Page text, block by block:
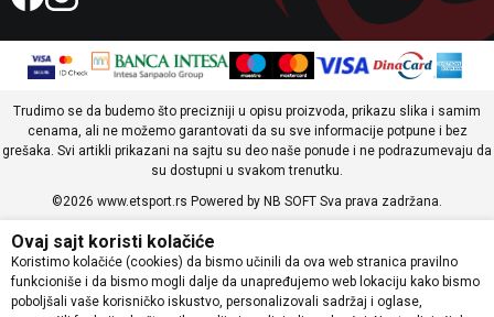
Trudimo se da budemo što precizniji u opisu proizvoda, prikazu slika i samim
cenama, ali ne možemo garantovati da su sve informacije potpune i bez
grešaka. Svi artikli prikazani na sajtu su deo naše ponude i ne podrazumevaju da
su dostupni u svakom trenutku.
©2026 www.etsport.rs Powered by NB SOFT Sva prava zadržana.
Ovaj sajt koristi kolačiće
Koristimo kolačiće (cookies) da bismo učinili da ova web stranica pravilno
funkcioniše i da bismo mogli dalje da unapređujemo web lokaciju kako bismo
poboljšali vaše korisničko iskustvo, personalizovali sadržaj i oglase,